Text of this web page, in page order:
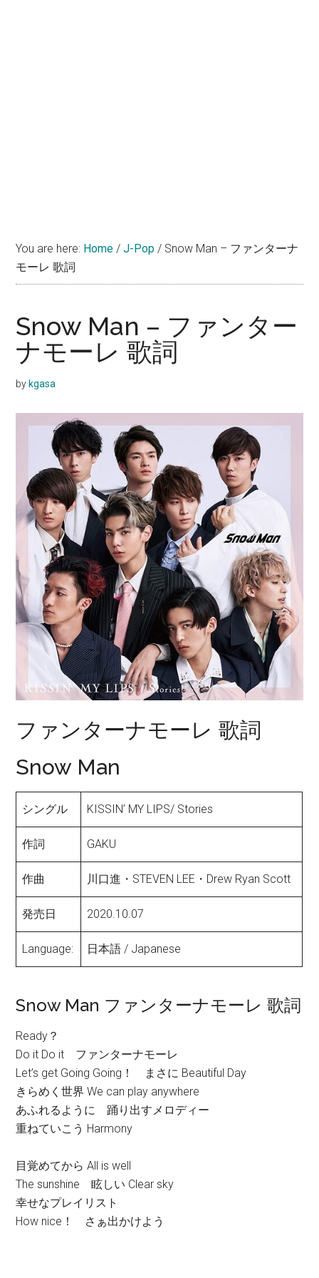
You are here: Home / J-Pop / Snow Man – ファンターナ
モーレ 歌詞
Snow Man – ファンター
ナモーレ 歌詞
by kgasa
ファンターナモーレ 歌詞
Snow Man
シングル KISSIN’ MY LIPS/ Stories
作詞 GAKU
作曲 川口進・STEVEN LEE・Drew Ryan Scott
発売日 2020.10.07
Language: 日本語 / Japanese
Snow Man ファンターナモーレ 歌詞
Ready？
Do it Do it ファンターナモーレ
Let’s get Going Going！ まさに Beautiful Day
きらめく世界 We can play anywhere
あふれるように 踊り出すメロディー
重ねていこう Harmony
目覚めてから All is well
The sunshine 眩しい Clear sky
幸せなプレイリスト
How nice！ さぁ出かけよう